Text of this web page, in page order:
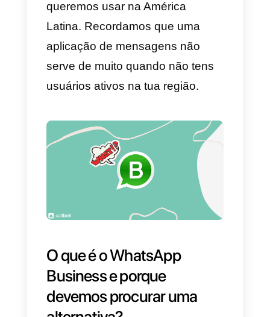
Internet. Por isso, as empresas
começaram a desenvolver
negócios dentro desta
Foi assim que o Instagram Direct
ferramenta paragerir vendas
atender clientes e dar assistência
em negócios. Contudo, também
apresenta dificuldades, já que
das mensagens, não permite
dispor mais de alguns poucos
usuários e a sua ferramenta de